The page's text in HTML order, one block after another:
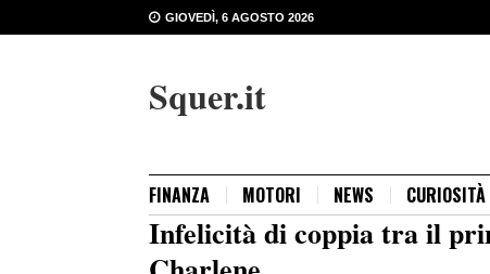
GIOVEDÌ, 6 AGOSTO 2026
Squer.it
FINANZA MOTORI NEWS CURIOSITÀ
Infelicità di coppia tra il